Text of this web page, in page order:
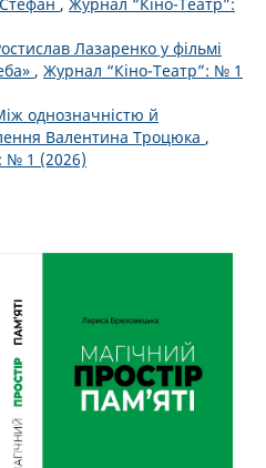
Лазаренко у фільмі
, Журнал “Кіно-Театр”: № 1
однозначністю й
Валентина Троцюка ,
№ 1 (2026)